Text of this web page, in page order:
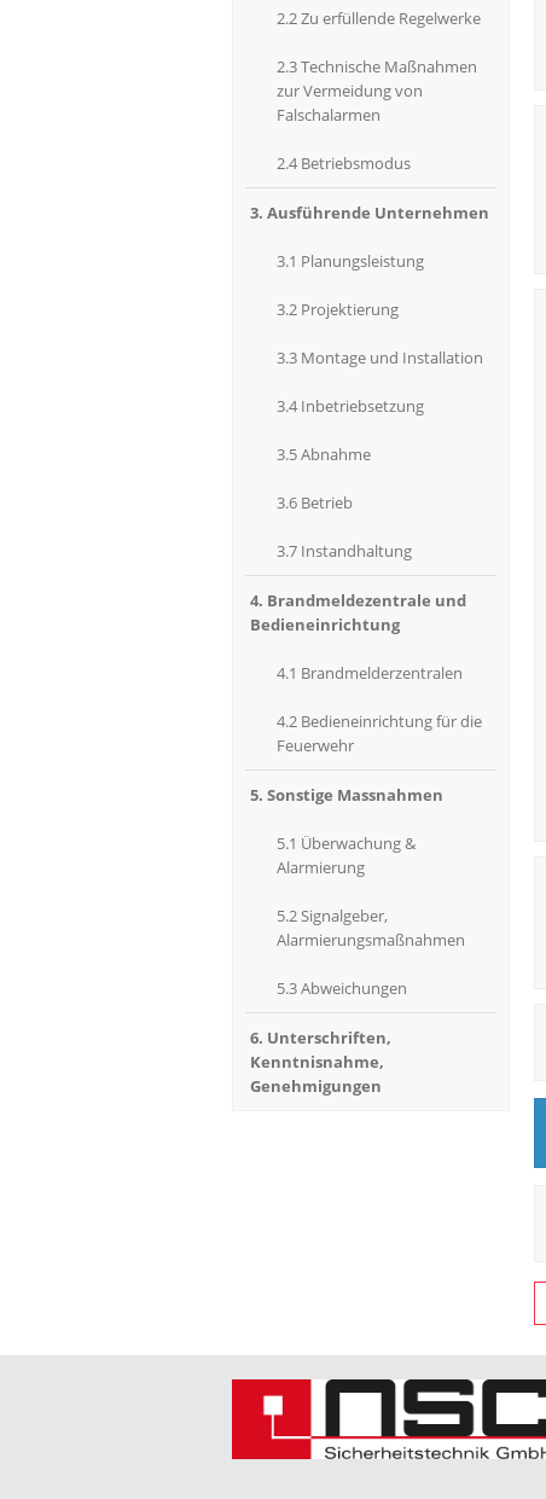
2.2 Zu erfüllende Regelwerke
2.3 Technische Maßnahmen
zur Vermeidung von
Falschalarmen
2.4 Betriebsmodus
3. Ausführende Unternehmen
3.1 Planungsleistung
3.2 Projektierung
3.3 Montage und Installation
3.4 Inbetriebsetzung
3.5 Abnahme
3.6 Betrieb
3.7 Instandhaltung
4. Brandmeldezentrale und
Bedieneinrichtung
4.1 Brandmelderzentralen
4.2 Bedieneinrichtung für die
Feuerwehr
5. Sonstige Massnahmen
5.1 Überwachung &
Alarmierung
5.2 Signalgeber,
Alarmierungsmaßnahmen
5.3 Abweichungen
6. Unterschriften,
Kenntnisnahme,
Genehmigungen